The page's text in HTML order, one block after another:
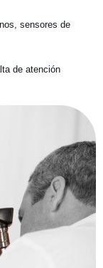
sensores de
de atención